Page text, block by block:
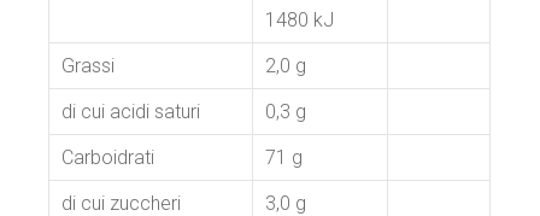
1480 kJ
Grassi
2,0 g
di cui acidi saturi
0,3 g
Carboidrati
71 g
di cui zuccheri
3,0 g